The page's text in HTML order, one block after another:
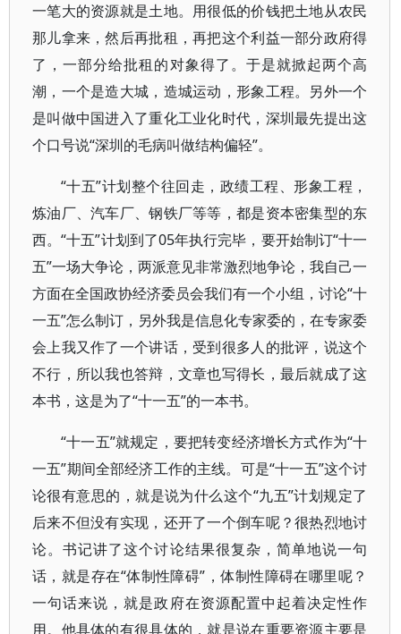
一笔大的资源就是土地。用很低的价钱把土地从农民
那儿拿来，然后再批租，再把这个利益一部分政府得
了，一部分给批租的对象得了。于是就掀起两个高
潮，一个是造大城，造城运动，形象工程。另外一个
是叫做中国进入了重化工业化时代，深圳最先提出这
个口号说“深圳的毛病叫做结构偏轻”。
“十五”计划整个往回走，政绩工程、形象工程，
炼油厂、汽车厂、钢铁厂等等，都是资本密集型的东
西。“十五”计划到了05年执行完毕，要开始制订“十一
五”一场大争论，两派意见非常激烈地争论，我自己一
方面在全国政协经济委员会我们有一个小组，讨论“十
一五”怎么制订，另外我是信息化专家委的，在专家委
会上我又作了一个讲话，受到很多人的批评，说这个
不行，所以我也答辩，文章也写得长，最后就成了这
本书，这是为了“十一五”的一本书。
“十一五”就规定，要把转变经济增长方式作为“十
一五”期间全部经济工作的主线。可是“十一五”这个讨
论很有意思的，就是说为什么这个“九五”计划规定了
后来不但没有实现，还开了一个倒车呢？很热烈地讨
论。书记讲了这个讨论结果很复杂，简单地说一句
话，就是存在“体制性障碍”，体制性障碍在哪里呢？
一句话来说，就是政府在资源配置中起着决定性作
用。他具体的有很具体的，就是说在重要资源主要是